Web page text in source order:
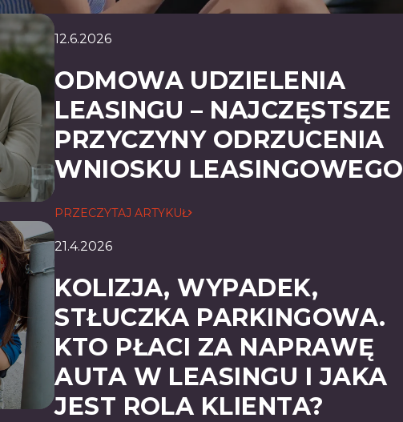
12.6.2026
ODMOWA UDZIELENIA
LEASINGU – NAJCZĘSTSZE
PRZYCZYNY ODRZUCENIA
WNIOSKU LEASINGOWEGO
PRZECZYTAJ ARTYKUŁ
21.4.2026
KOLIZJA, WYPADEK,
STŁUCZKA PARKINGOWA.
KTO PŁACI ZA NAPRAWĘ
AUTA W LEASINGU I JAKA
JEST ROLA KLIENTA?